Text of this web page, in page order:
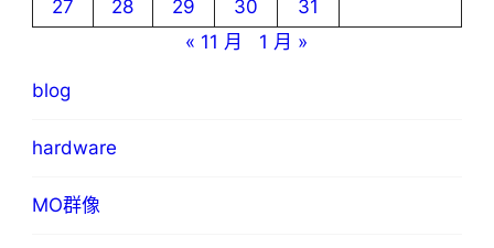
27
28 29 30
31
« 11 月
1 月 »
blog
hardware
MO群像